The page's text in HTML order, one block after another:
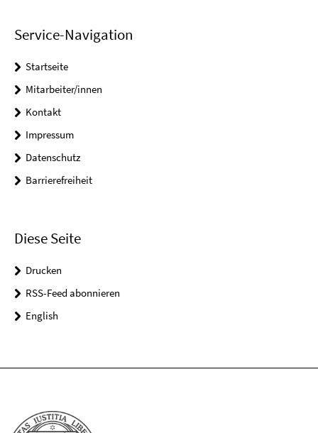
Service-Navigation
Startseite
Mitarbeiter/innen
Kontakt
Impressum
Datenschutz
Barrierefreiheit
Diese Seite
Drucken
RSS-Feed abonnieren
English